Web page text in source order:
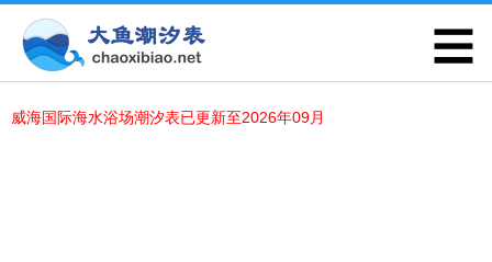
威海国际海水浴场潮汐表已更新至2026年09月